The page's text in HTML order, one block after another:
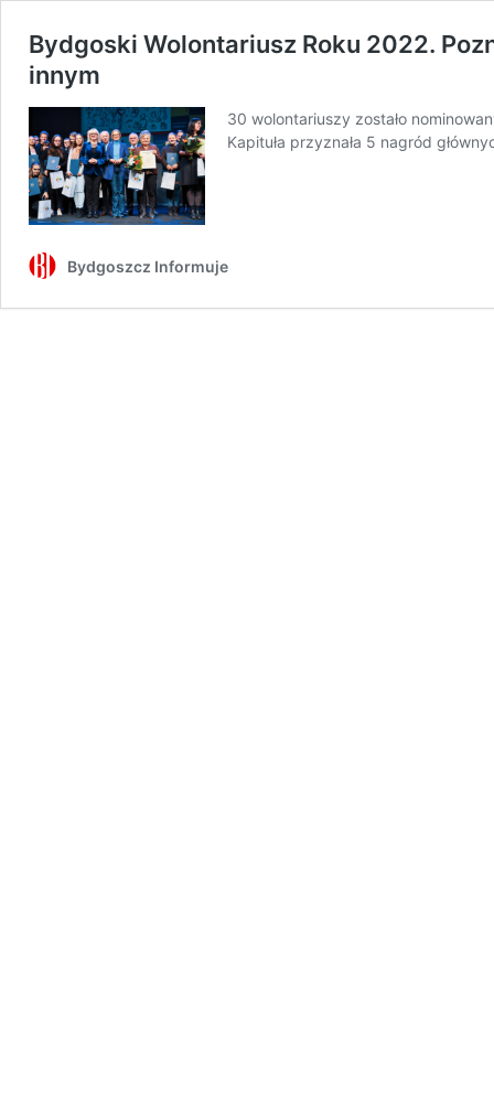
Bydgoski Wolontariusz Roku 2022.
innym
30 wolontariuszy zostało
Kapituła przyznała 5 nagród
Bydgoszcz Informuje